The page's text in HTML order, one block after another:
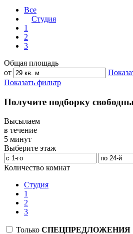
Все
Студия
1
2
3
Общая площадь
от
Показать фильтр
Получите подборку
Высылаем
в течение
5 минут
Выберите этаж
Количество комнат
Студия
1
2
3
Только СПЕЦПРЕДЛОЖЕНИЯ